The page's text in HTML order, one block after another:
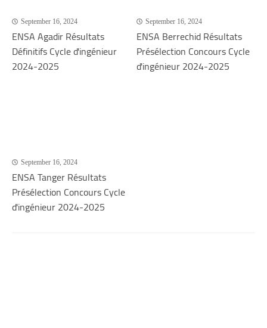
September 16, 2024
ENSA Agadir Résultats
Définitifs Cycle d'ingénieur
2024-2025
September 16, 2024
ENSA Berrechid Résultats
Présélection Concours Cycle
d'ingénieur 2024-2025
September 16, 2024
ENSA Tanger Résultats
Présélection Concours Cycle
d'ingénieur 2024-2025